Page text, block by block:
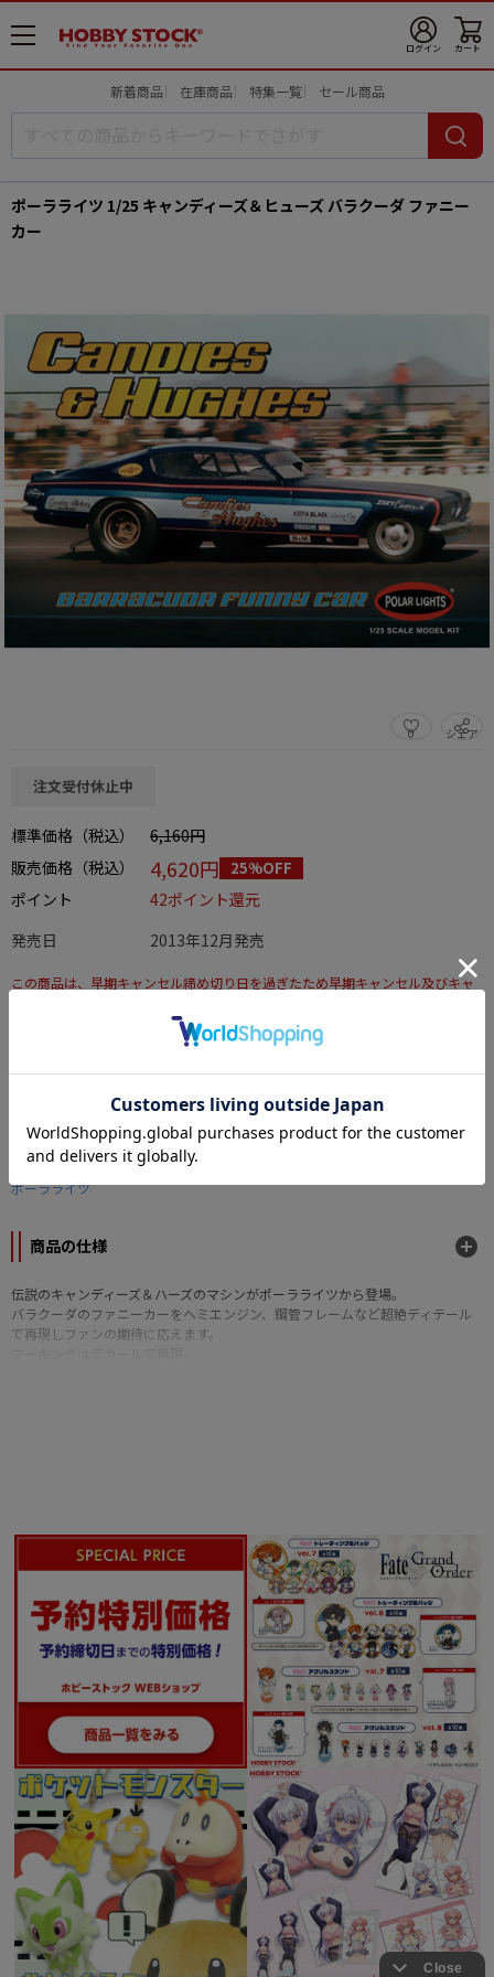
メ
ニ
ログイン カート
新着商品 在庫商品 特集一覧 セール商品
ポーラライツ 1/25 キャンディーズ＆ヒューズ バラクーダ ファニー
カー
0 シェア
この商品をシェアする
注文受付休止中
標準価格（税込）
6,160円
販売価格（税込）
4,620円 25%OFF
ポイント
42ポイント還元
発売日
2013年12月発売
この商品は、早期キャンセル締め切り日を過ぎたため早期キャンセル及びキャ
模型・プラモデル>スケールモデル
メーカー
ポーラライツ
商品の仕様
伝説のキャンディーズ＆ハーズのマシンがポーラライツから登場。
バラクーダのファニーカーをヘミエンジン、鋼管フレームなど超絶ディテール
で再現しファンの期待に応えます。